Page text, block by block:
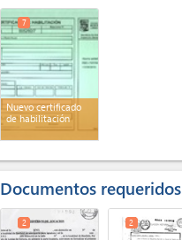
Nuevo certificado
de habilitación
7
Documentos requeridos
2 2